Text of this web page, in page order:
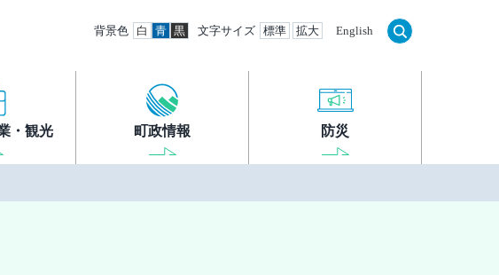
背景色 白 青 黒 文字サイズ 標準 拡大 English
・観光 町政情報 防災